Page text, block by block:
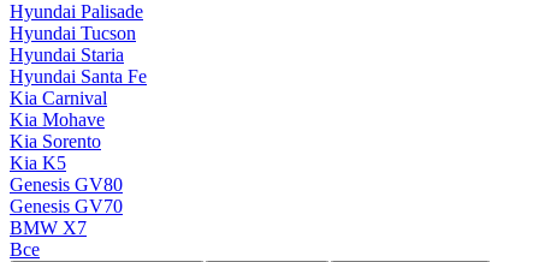
Hyundai Palisade
Hyundai Tucson
Hyundai Staria
Hyundai Santa Fe
Kia Carnival
Kia Mohave
Kia Sorento
Kia K5
Genesis GV80
Genesis GV70
BMW X7
Все